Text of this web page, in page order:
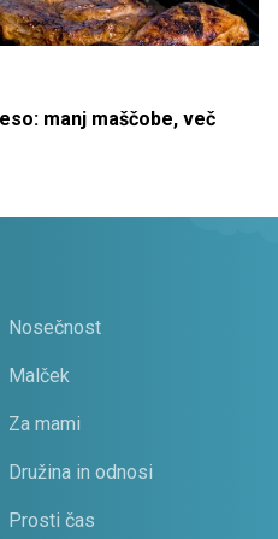
manj maščobe, več
Nosečnost
Malček
Za mami
Družina in odnosi
Prosti čas